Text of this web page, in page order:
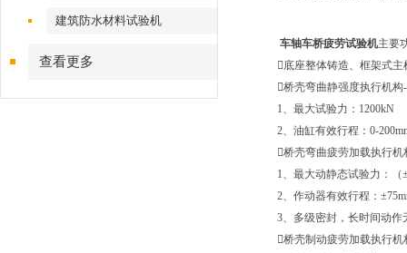
建筑防水材料试验机
查看更多
车轴车桥疲劳试验机主要
底座整体铸造、框架式
桥壳弯曲静强度执行机构
1、最大试验力：1200kN
2、油缸有效行程：0-
桥壳弯曲疲劳加载执行
1、最大动静态试验力：（
2、作动器有效行程：
3、多级密封，长时间动作
桥壳制动疲劳加载执行